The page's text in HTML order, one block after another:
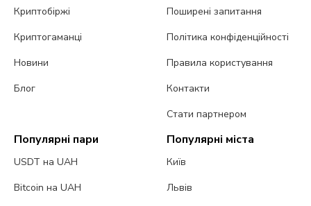
Криптобіржі
Криптогаманці
Новини
Блог
Поширені запитання
Політика конфіденційності
Правила користування
Контакти
Стати партнером
Популярні пари
USDT на UAH
Bitcoin на UAH
Популярні міста
Київ
Львів